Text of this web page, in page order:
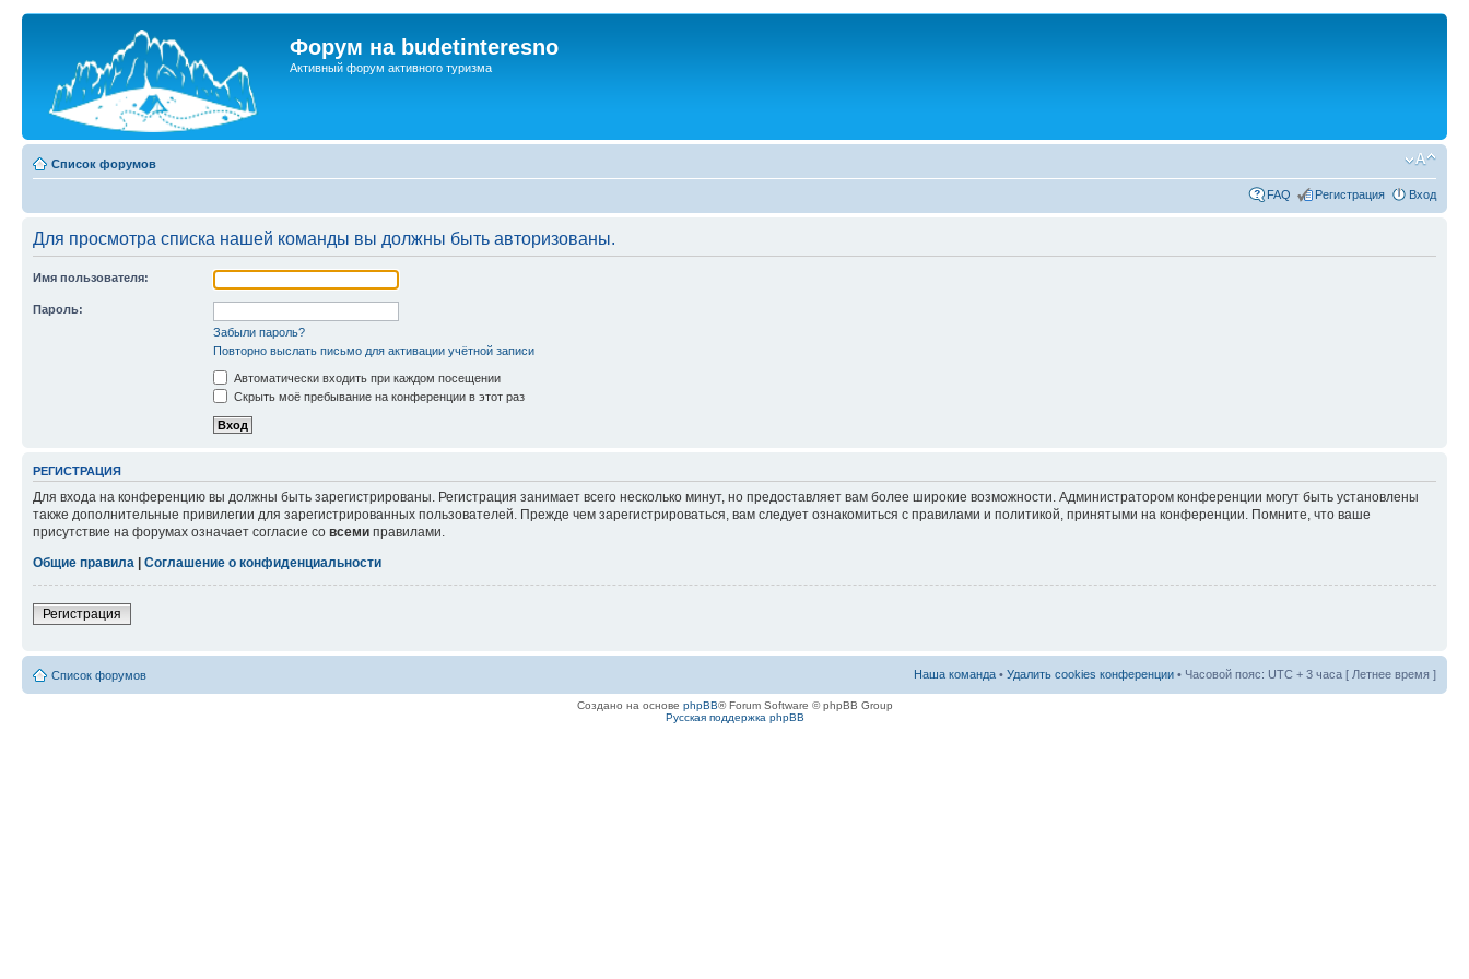
Форум на budetinteresno
Активный форум активного туризма
Список форумов
FAQ Регистрация Вход
Для просмотра списка нашей команды вы должны быть авторизованы.
Имя пользователя:
Пароль:
Забыли пароль?
Повторно выслать письмо для активации учётной записи
Автоматически входить при каждом посещении
Скрыть моё пребывание на конференции в этот раз
РЕГИСТРАЦИЯ
Для входа на конференцию вы должны быть зарегистрированы. Регистрация занимает всего несколько минут, но предоставляет вам более широкие возможности. Администратором конференции могут быть установлены
также дополнительные привилегии для зарегистрированных пользователей. Прежде чем зарегистрироваться, вам следует ознакомиться с правилами и политикой, принятыми на конференции. Помните, что ваше
присутствие на форумах означает согласие со всеми правилами.
Общие правила | Соглашение о конфиденциальности
Регистрация
Список форумов Наша команда • Удалить cookies конференции • Часовой пояс: UTC + 3 часа [ Летнее время ]
Создано на основе phpBB® Forum Software © phpBB Group
Русская поддержка phpBB